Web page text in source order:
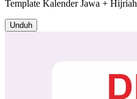
Template Kalender Jawa + Hijriah
Unduh